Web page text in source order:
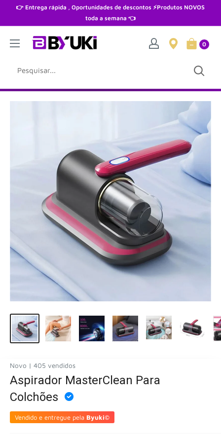
👉 Entrega rápida , Oportunidades de descontos ⚡Produtos NOVOS
toda a semana 👈
0
Novo | 405 vendidos
Aspirador MasterClean Para
Colchões
Vendido e entregue pela Byuki©